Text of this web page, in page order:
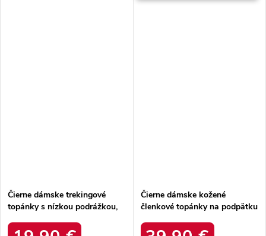
Čierne dámske trekingové
topánky s nízkou podrážkou,
produktu 2147B
Čierne dámske kožené
členkové topánky na podpätku
NJSK 1879 BLK